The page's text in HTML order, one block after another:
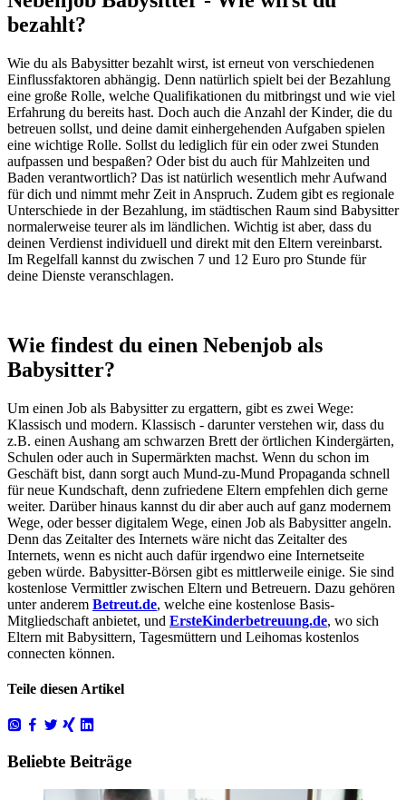
bezahlt?
Wie du als Babysitter bezahlt wirst, ist erneut von verschiedenen
Einflussfaktoren abhängig. Denn natürlich spielt bei der Bezahlung
eine große Rolle, welche Qualifikationen du mitbringst und wie viel
Erfahrung du bereits hast. Doch auch die Anzahl der Kinder, die du
betreuen sollst, und deine damit einhergehenden Aufgaben spielen
eine wichtige Rolle. Sollst du lediglich für ein oder zwei Stunden
aufpassen und bespaßen? Oder bist du auch für Mahlzeiten und
Baden verantwortlich? Das ist natürlich wesentlich mehr Aufwand
für dich und nimmt mehr Zeit in Anspruch. Zudem gibt es regionale
Unterschiede in der Bezahlung, im städtischen Raum sind Babysitter
normalerweise teurer als im ländlichen. Wichtig ist aber, dass du
deinen Verdienst individuell und direkt mit den Eltern vereinbarst.
Im Regelfall kannst du zwischen 7 und 12 Euro pro Stunde für
deine Dienste veranschlagen.
Wie findest du einen Nebenjob als
Babysitter?
Um einen Job als Babysitter zu ergattern, gibt es zwei Wege:
Klassisch und modern. Klassisch - darunter verstehen wir, dass du
z.B. einen Aushang am schwarzen Brett der örtlichen Kindergärten,
Schulen oder auch in Supermärkten machst. Wenn du schon im
Geschäft bist, dann sorgt auch Mund-zu-Mund Propaganda schnell
für neue Kundschaft, denn zufriedene Eltern empfehlen dich gerne
weiter. Darüber hinaus kannst du dir aber auch auf ganz modernem
Wege, oder besser digitalem Wege, einen Job als Babysitter angeln.
Denn das Zeitalter des Internets wäre nicht das Zeitalter des
Internets, wenn es nicht auch dafür irgendwo eine Internetseite
geben würde. Babysitter-Börsen gibt es mittlerweile einige. Sie sind
kostenlose Vermittler zwischen Eltern und Betreuern. Dazu gehören
unter anderem Betreut.de, welche eine kostenlose Basis-
Mitgliedschaft anbietet, und ErsteKinderbetreuung.de, wo sich
Eltern mit Babysittern, Tagesmüttern und Leihomas kostenlos
connecten können.
Teile diesen Artikel
Beliebte Beiträge